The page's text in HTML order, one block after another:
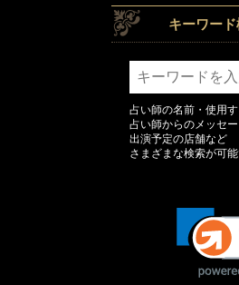
キーワー
占い師の名前・使用
占い師からのメッセ
出演予定の店舗など
さまざまな検索が可能